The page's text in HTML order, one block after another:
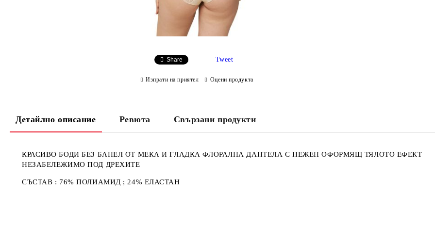
Share Tweet
Изпрати на приятел Оцени продукта
Детайлно описание Ревюта Свързани продукти
КРАСИВО БОДИ БЕЗ БАНЕЛ ОТ МЕКА И ГЛАДКА ФЛОРАЛНА ДАНТЕЛА С НЕЖЕН ОФОРМЯЩ ТЯЛОТО ЕФЕКТ
НЕЗАБЕЛЕЖИМО ПОД ДРЕХИТЕ
СЪСТАВ : 76% ПОЛИАМИД ; 24% ЕЛАСТАН